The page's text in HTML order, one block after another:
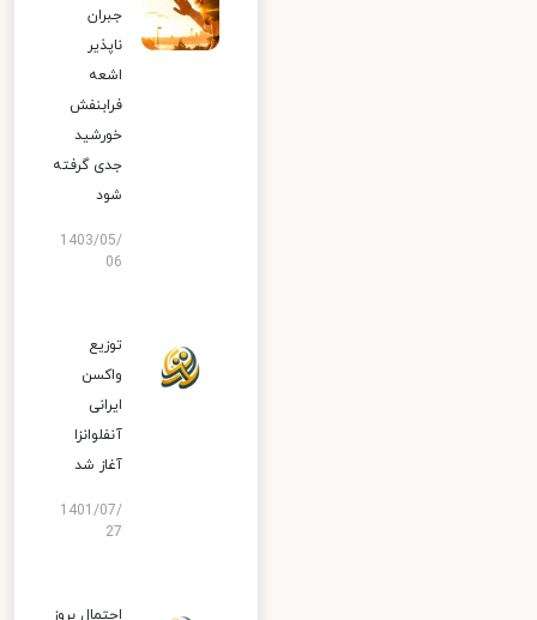
جبران
ناپذیر
اشعه
فرابنفش
خورشید
جدی گرفته
شود
1403/05/
06
توزیع
واکسن
ایرانی
آنفلوانزا
آغاز شد
1401/07/
27
احتمال بروز